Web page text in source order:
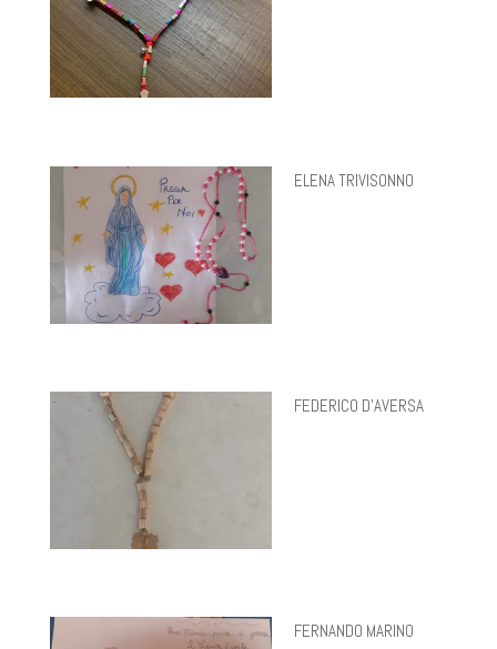
ELENA TRIVISONNO
FEDERICO D'AVERSA
FERNANDO MARINO